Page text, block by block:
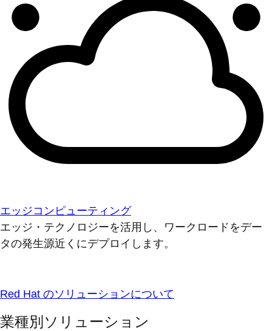
エッジコンピューティング
エッジ・テクノロジーを活用し、ワークロードをデー
タの発生源近くにデプロイします。
Red Hat のソリューションについて
業種別ソリューション